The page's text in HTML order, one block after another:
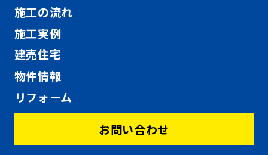
施工の流れ
施工実例
建売住宅
物件情報
リフォーム
お問い合わせ